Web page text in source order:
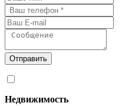
Отправить
Недвижимость